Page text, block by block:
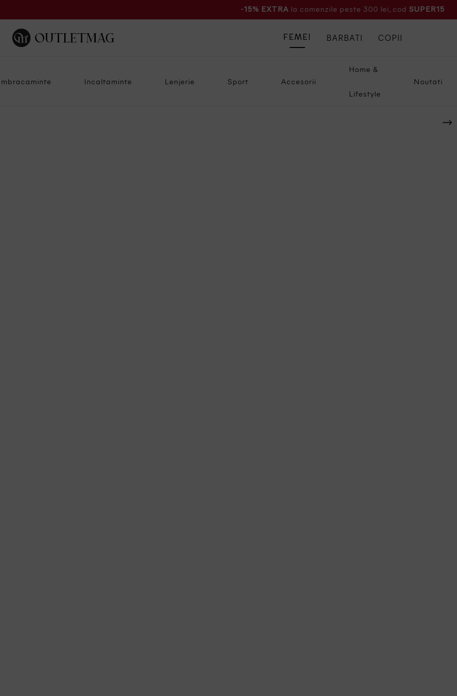
-15% EXTRA la comenzile peste 300 lei, cod SUPER15
Incaltaminte Lenjerie Sport Accesorii
Home &
Lifestyle
Noutati
FEMEI BARBATI COPII